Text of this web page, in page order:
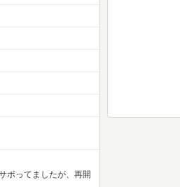
ボってましたが、再開